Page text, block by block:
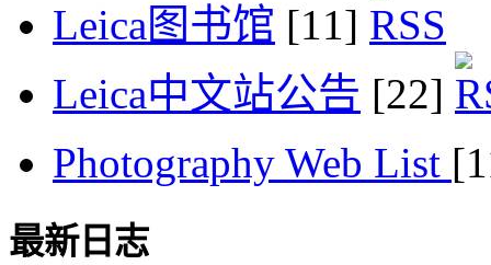
Leica图书馆 [11]
Leica中文站公告 [22]
Photography Web List
最新日志